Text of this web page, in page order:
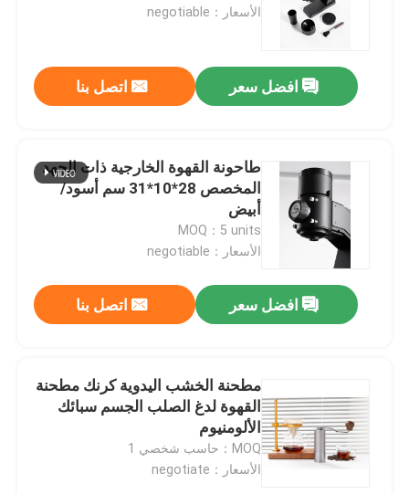
الأسعار：negotiable
افضل سعر اتصل بنا
طاحونة القهوة الخارجية ذات الجهد
المخصص 28*10*31 سم أسود/
أبيض
MOQ：5 units
الأسعار：negotiable
افضل سعر اتصل بنا
مطحنة الخشب اليدوية كرنك مطحنة
القهوة لدغ الصلب الجسم سبائك
الألومنيوم
MOQ：حاسب شخصي 1
الأسعار：negotiate